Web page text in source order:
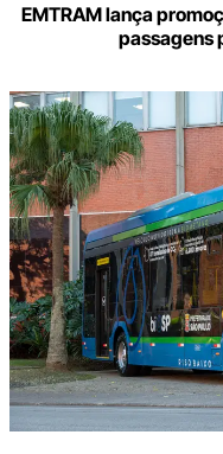
EMTRAM lança
passagens